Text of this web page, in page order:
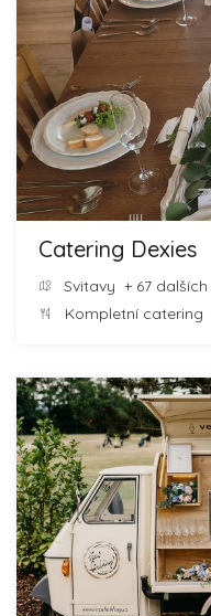
Catering Dexies
Svitavy + 67 dalších
Kompletní catering